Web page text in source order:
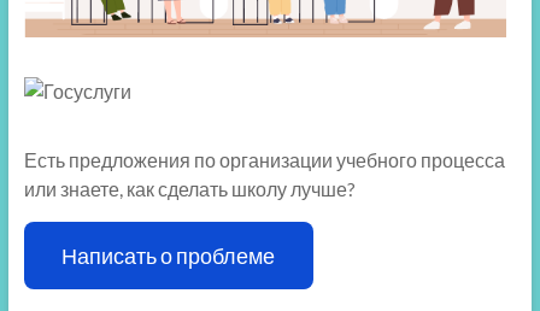
Есть предложения по организации учебного процесса
или знаете, как сделать школу лучше?
Написать о проблеме